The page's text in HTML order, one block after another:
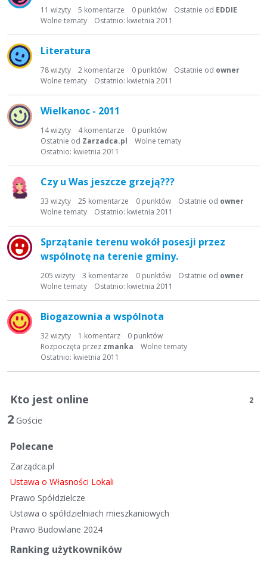
s
a
d
y
u
s
y
a
11 wizyty 5 komentarze 0 punktów Ostatnie od EDDIE
Ostatnio: kwietnia 2011
Wolne tematy
Literatura
78wizyty 2 komentarze 0 punktów Ostatnie od owner
Ostatnio: kwietnia 2011
Wolne tematy
Wielkanoc - 2011
14wizyty 4komentarze 0 punktów
Ostatnie od Zarzadca.pl
Ostatnio: kwietnia 2011
Wolne tematy
Czy u Was jeszcze grzeją???
33 wizyty 25 komentarze 0 punktów Ostatnie od owner
Ostatnio: kwietnia 2011
Wolne tematy
Sprzątanie terenu wokół posesji przez
wspólnotę na terenie gminy.
205 wizyty 3 komentarze 0 punktów Ostatnie od owner
Ostatnio: kwietnia 2011
Wolne tematy
Biogazownia a wspólnota
32wizyty 1 komentarz 0 punktów
Rozpoczęta przez zmanka
Ostatnio: kwietnia 2011
Wolne tematy
Kto jest online 2
2 Goście
Polecane
Zarządca.pl
Ustawa o Własności Lokali
Prawo Spółdzielcze
Ustawa o spółdzielniach mieszkaniowych
Prawo Budowlane 2024
Ranking użytkowników